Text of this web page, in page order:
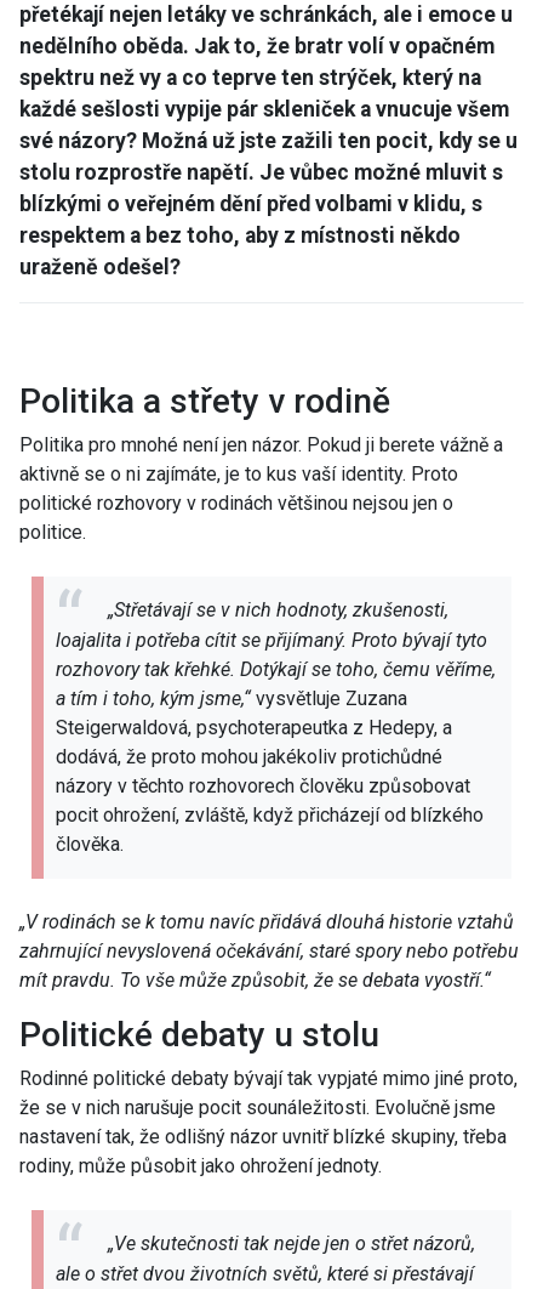
přetékají nejen letáky ve schránkách, ale i emoce u
nedělního oběda. Jak to, že bratr volí v opačném
spektru než vy a co teprve ten strýček, který na
každé sešlosti vypije pár skleniček a vnucuje všem
své názory? Možná už jste zažili ten pocit, kdy se u
stolu rozprostře napětí. Je vůbec možné mluvit s
blízkými o veřejném dění před volbami v klidu, s
respektem a bez toho, aby z místnosti někdo
uraženě odešel?
Politika a střety v rodině
Politika pro mnohé není jen názor. Pokud ji berete vážně a
aktivně se o ni zajímáte, je to kus vaší identity. Proto
politické rozhovory v rodinách většinou nejsou jen o
politice.
„Střetávají se v nich hodnoty, zkušenosti,
loajalita i potřeba cítit se přijímaný. Proto bývají tyto
rozhovory tak křehké. Dotýkají se toho, čemu věříme,
a tím i toho, kým jsme,“vysvětluje Zuzana
Steigerwaldová, psychoterapeutka z Hedepy, a
dodává, že proto mohou jakékoliv protichůdné
názory v těchto rozhovorech člověku způsobovat
pocit ohrožení, zvláště, když přicházejí od blízkého
člověka.
„V rodinách se k tomu navíc přidává dlouhá historie vztahů
zahrnující nevyslovená očekávání, staré spory nebo potřebu
mít pravdu. To vše může způsobit, že se debata vyostří.“
Politické debaty u stolu
Rodinné politické debaty bývají tak vypjaté mimo jiné proto,
že se v nich narušuje pocit sounáležitosti. Evolučně jsme
nastavení tak, že odlišný názor uvnitř blízké skupiny, třeba
rodiny, může působit jako ohrožení jednoty.
„Ve skutečnosti tak nejde jen o střet názorů,
ale o střet dvou životních světů, které si přestávají